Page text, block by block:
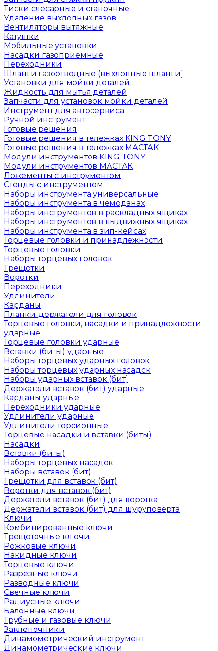
Тиски слесарные и станочные
Удаление выхлопных газов
Вентиляторы вытяжные
Катушки
Мобильные установки
Насадки газоприемные
Переходники
Шланги газоотводные (выхлопные шланги)
Установки для мойки деталей
Жидкость для мытья деталей
Запчасти для установок мойки деталей
Инструмент для автосервиса
Ручной инструмент
Готовые решения
Готовые решения в тележках KING TONY
Готовые решения в тележках МАСТАК
Модули инструментов KING TONY
Модули инструментов МАСТАК
Ложементы с инструментом
Стенды с инструментом
Наборы инструмента универсальные
Наборы инструмента в чемоданах
Наборы инструментов в раскладных ящиках
Наборы инструментов в выдвижных ящиках
Наборы инструмента в зип-кейсах
Торцевые головки и принадлежности
Торцевые головки
Наборы торцевых головок
Трещотки
Воротки
Переходники
Удлинители
Карданы
Планки-держатели для головок
Торцевые головки, насадки и принадлежности
ударные
Торцевые головки ударные
Вставки (биты) ударные
Наборы торцевых ударных головок
Наборы торцевых ударных насадок
Наборы ударных вставок (бит)
Держатели вставок (бит) ударные
Карданы ударные
Переходники ударные
Удлинители ударные
Удлинители торсионные
Торцевые насадки и вставки (биты)
Насадки
Вставки (биты)
Наборы торцевых насадок
Наборы вставок (бит)
Трещотки для вставок (бит)
Воротки для вставок (бит)
Держатели вставок (бит) для воротка
Держатели вставок (бит) для шуруповерта
Ключи
Комбинированные ключи
Трещоточные ключи
Рожковые ключи
Накидные ключи
Торцевые ключи
Разрезные ключи
Разводные ключи
Свечные ключи
Радиусные ключи
Балонные ключи
Трубные и газовые ключи
Заклепочники
Динамометрический инструмент
Динамометрические ключи